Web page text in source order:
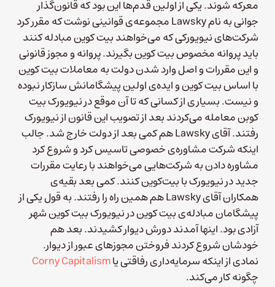
معرکه شوند. یکی از اولین قدم‌ها این بود که قانون‌گذار
جوانی به نام Lawsky مجموعه‌ی قوانینی نوشت که مقرر کرد
شرکت‌های نیویورکی که می‌خواهند بیت‌ کوین مبادله کنند
باید پروانه مخصوص بیت کوین بگیرند. پروانه و مجوز قانونی
و این مقررات و اصل وارد شدن دولت به معاملات بیت کوین
با اساس بیت کوین و ایده‌ی اولین پیشگامانش سازکار نبوده
و نیست. بسیاری از کسانی که تا آن موقع در نیویورک بیت
کوبن معامله می‌کردند بعد از تصویب این قانون از نیویورک
رفتند. آقای Lawsky هم کمی بعد از دولت خارج شد. جالب‌
اینکه شرکت مشاوره‌ی خصوصی تاسیس کرد و شروع کرد
مشاوره دادن به شرکت‌هایی می‌خواهند با رعایت مقررات
جدید در نیویورک با بیت‌کوین کنند. کمی بعد بقیه‌ی
همکاران آقای Lawsky هم همین راه را رفتند. به قول یکی از
پیشگامان مبادله‌ی بیت کوین در نیویورک بیت کوین شهر
آزادی بود. اینها آمدند دورش دیوار کشیدند. بعد هم
خودشان شروع کردند فروختن مجوزهای عبور از دیوار.
نمادی از اینکه سرمایه‌داری رفاقتی یاCorny Capitalism
چگونه کار می‌کند.